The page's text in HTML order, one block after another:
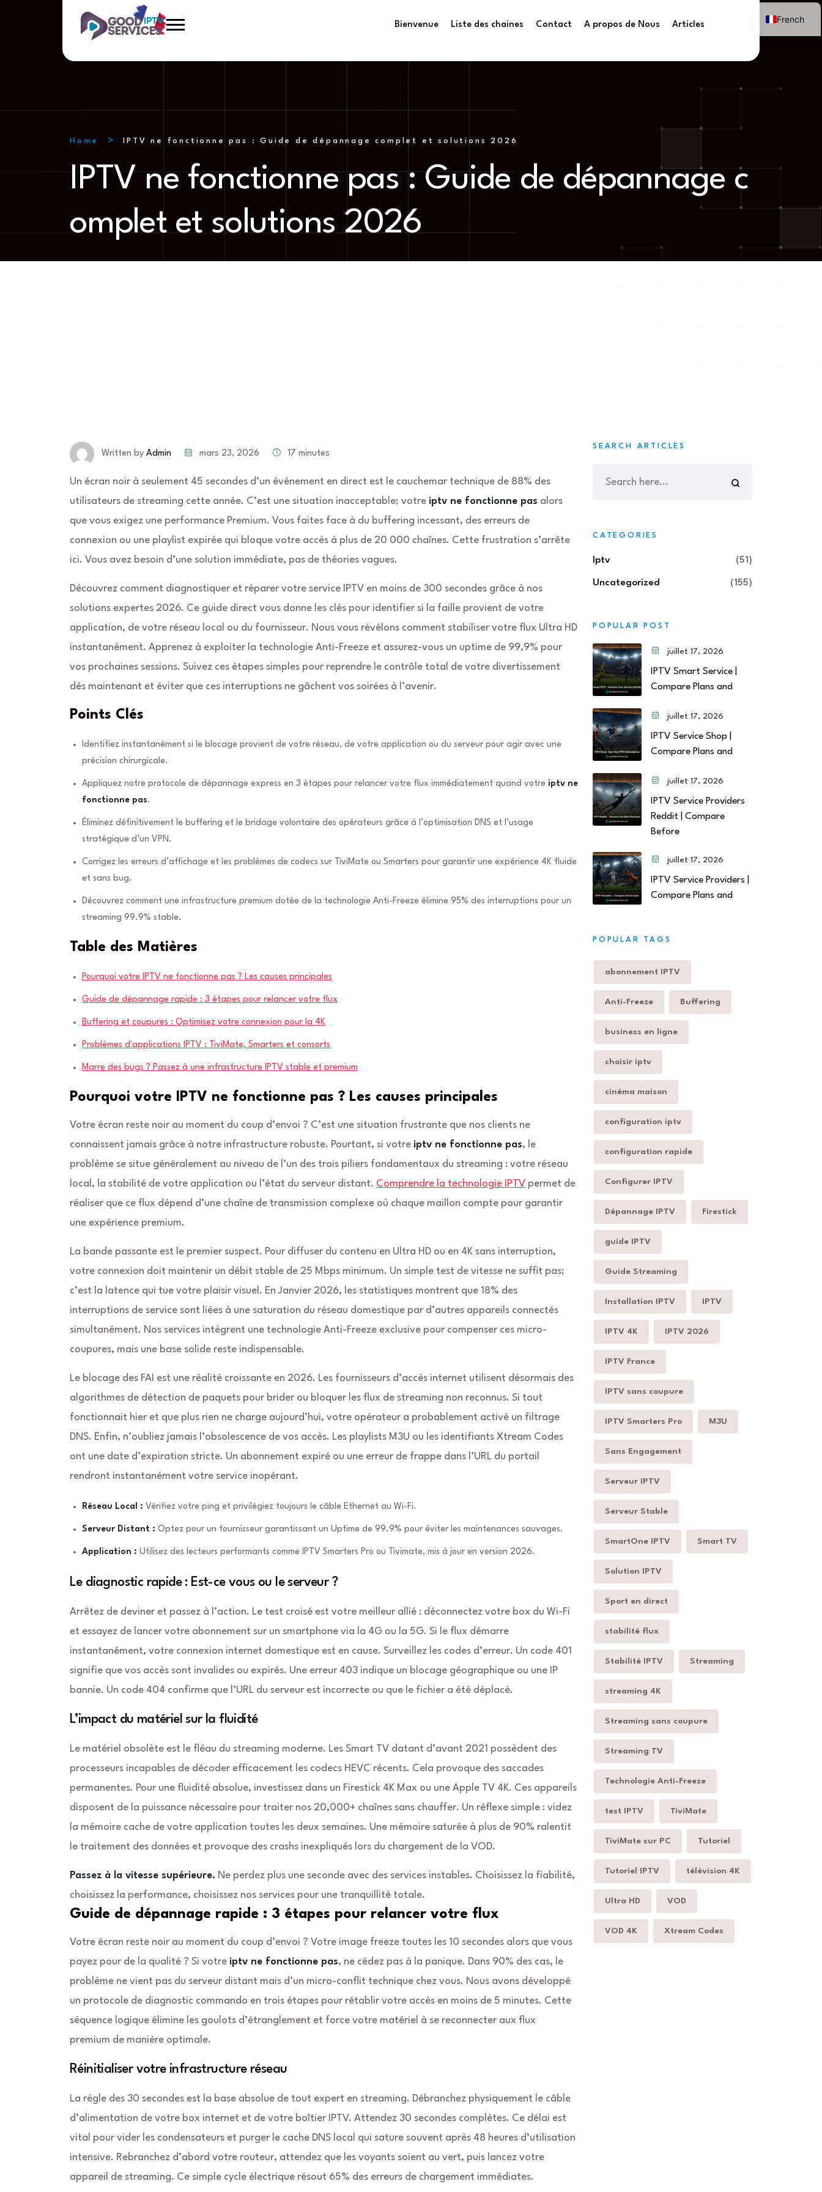
Bienvenue Liste des chaines Contact A propos de Nous Articles
Home IPTV ne fonctionne pas : Guide de dépannage complet et solutions 2026
IPTV ne fonctionne pas : Guide de dépannage c
omplet et solutions 2026
Written by Admin mars 23, 2026 17 minutes
Un écran noir à seulement 45 secondes d’un événement en direct est le cauchemar technique de 88% des
utilisateurs de streaming cette année. C’est une situation inacceptable; votre iptv ne fonctionne pas alors
que vous exigez une performance Premium. Vous faites face à du buffering incessant, des erreurs de
connexion ou une playlist expirée qui bloque votre accès à plus de 20 000 chaînes. Cette frustration s’arrête
ici. Vous avez besoin d’une solution immédiate, pas de théories vagues.
Découvrez comment diagnostiquer et réparer votre service IPTV en moins de 300 secondes grâce à nos
solutions expertes 2026. Ce guide direct vous donne les clés pour identifier si la faille provient de votre
application, de votre réseau local ou du fournisseur. Nous vous révélons comment stabiliser votre flux Ultra HD
instantanément. Apprenez à exploiter la technologie Anti-Freeze et assurez-vous un uptime de 99,9% pour
vos prochaines sessions. Suivez ces étapes simples pour reprendre le contrôle total de votre divertissement
dès maintenant et éviter que ces interruptions ne gâchent vos soirées à l’avenir.
Points Clés
Identifiez instantanément si le blocage provient de votre réseau, de votre application ou du serveur pour agir avec une
précision chirurgicale.
Appliquez notre protocole de dépannage express en 3 étapes pour relancer votre flux immédiatement quand votre iptv ne
fonctionne pas.
Éliminez définitivement le buffering et le bridage volontaire des opérateurs grâce à l’optimisation DNS et l’usage
stratégique d’un VPN.
Corrigez les erreurs d’affichage et les problèmes de codecs sur TiviMate ou Smarters pour garantir une expérience 4K fluide
et sans bug.
Découvrez comment une infrastructure premium dotée de la technologie Anti-Freeze élimine 95% des interruptions pour un
streaming 99.9% stable.
Table des Matières
Pourquoi votre IPTV ne fonctionne pas ? Les causes principales
Guide de dépannage rapide : 3 étapes pour relancer votre flux
Buffering et coupures : Optimisez votre connexion pour la 4K
Problèmes d'applications IPTV : TiviMate, Smarters et consorts
Marre des bugs ? Passez à une infrastructure IPTV stable et premium
Pourquoi votre IPTV ne fonctionne pas ? Les causes principales
Votre écran reste noir au moment du coup d’envoi ? C’est une situation frustrante que nos clients ne
connaissent jamais grâce à notre infrastructure robuste. Pourtant, si votre iptv ne fonctionne pas, le
problème se situe généralement au niveau de l’un des trois piliers fondamentaux du streaming : votre réseau
local, la stabilité de votre application ou l’état du serveur distant. Comprendre la technologie IPTV permet de
réaliser que ce flux dépend d’une chaîne de transmission complexe où chaque maillon compte pour garantir
une expérience premium.
La bande passante est le premier suspect. Pour diffuser du contenu en Ultra HD ou en 4K sans interruption,
votre connexion doit maintenir un débit stable de 25 Mbps minimum. Un simple test de vitesse ne suffit pas;
c’est la latence qui tue votre plaisir visuel. En Janvier 2026, les statistiques montrent que 18% des
interruptions de service sont liées à une saturation du réseau domestique par d’autres appareils connectés
simultanément. Nos services intègrent une technologie Anti-Freeze exclusive pour compenser ces micro-
coupures, mais une base solide reste indispensable.
Le blocage des FAI est une réalité croissante en 2026. Les fournisseurs d’accès internet utilisent désormais des
algorithmes de détection de paquets pour brider ou bloquer les flux de streaming non reconnus. Si tout
fonctionnait hier et que plus rien ne charge aujourd’hui, votre opérateur a probablement activé un filtrage
DNS. Enfin, n’oubliez jamais l’obsolescence de vos accès. Les playlists M3U ou les identifiants Xtream Codes
ont une date d’expiration stricte. Un abonnement expiré ou une erreur de frappe dans l’URL du portail
rendront instantanément votre service inopérant.
Réseau Local : Vérifiez votre ping et privilégiez toujours le câble Ethernet au Wi-Fi.
Serveur Distant : Optez pour un fournisseur garantissant un Uptime de 99.9% pour éviter les maintenances sauvages.
Application : Utilisez des lecteurs performants comme IPTV Smarters Pro ou Tivimate, mis à jour en version 2026.
Le diagnostic rapide : Est-ce vous ou le serveur ?
Arrêtez de deviner et passez à l’action. Le test croisé est votre meilleur allié : déconnectez votre box du Wi-Fi
et essayez de lancer votre abonnement sur un smartphone via la 4G ou la 5G. Si le flux démarre
instantanément, votre connexion internet domestique est en cause. Surveillez les codes d’erreur. Un code 401
signifie que vos accès sont invalides ou expirés. Une erreur 403 indique un blocage géographique ou une IP
bannie. Un code 404 confirme que l’URL du serveur est incorrecte ou que le fichier a été déplacé.
L’impact du matériel sur la fluidité
Le matériel obsolète est le fléau du streaming moderne. Les Smart TV datant d’avant 2021 possèdent des
processeurs incapables de décoder efficacement les codecs HEVC récents. Cela provoque des saccades
permanentes. Pour une fluidité absolue, investissez dans un Firestick 4K Max ou une Apple TV 4K. Ces appareils
disposent de la puissance nécessaire pour traiter nos 20,000+ chaînes sans chauffer. Un réflexe simple : videz
la mémoire cache de votre application toutes les deux semaines. Une mémoire saturée à plus de 90% ralentit
le traitement des données et provoque des crashs inexpliqués lors du chargement de la VOD.
Passez à la vitesse supérieure. Ne perdez plus une seconde avec des services instables. Choisissez la fiabilité,
choisissez la performance, choisissez nos services pour une tranquillité totale.
Guide de dépannage rapide : 3 étapes pour relancer votre flux
Votre écran reste noir au moment du coup d’envoi ? Votre image freeze toutes les 10 secondes alors que vous
payez pour de la qualité ? Si votre iptv ne fonctionne pas, ne cédez pas à la panique. Dans 90% des cas, le
problème ne vient pas du serveur distant mais d’un micro-conflit technique chez vous. Nous avons développé
un protocole de diagnostic commando en trois étapes pour rétablir votre accès en moins de 5 minutes. Cette
séquence logique élimine les goulots d’étranglement et force votre matériel à se reconnecter aux flux
premium de manière optimale.
Réinitialiser votre infrastructure réseau
La règle des 30 secondes est la base absolue de tout expert en streaming. Débranchez physiquement le câble
d’alimentation de votre box internet et de votre boîtier IPTV. Attendez 30 secondes complètes. Ce délai est
vital pour vider les condensateurs et purger le cache DNS local qui sature souvent après 48 heures d’utilisation
intensive. Rebranchez d’abord votre routeur, attendez que les voyants soient au vert, puis lancez votre
appareil de streaming. Ce simple cycle électrique résout 65% des erreurs de chargement immédiates.
SEARCH ARTICLES
CATEGORIES
Iptv (51)
Uncategorized (155)
POPULAR POST
juillet 17, 2026
IPTV Smart Service |
Compare Plans and
juillet 17, 2026
IPTV Service Shop |
Compare Plans and
juillet 17, 2026
IPTV Service Providers
Reddit | Compare
Before
juillet 17, 2026
IPTV Service Providers |
Compare Plans and
POPULAR TAGS
abonnement IPTV
Anti-Freeze Buffering
business en ligne
choisir iptv
cinéma maison
configuration iptv
configuration rapide
Configurer IPTV
Dépannage IPTV Firestick
guide IPTV
Guide Streaming
Installation IPTV IPTV
IPTV 4K IPTV 2026
IPTV France
IPTV sans coupure
IPTV Smarters Pro M3U
Sans Engagement
Serveur IPTV
Serveur Stable
SmartOne IPTV Smart TV
Solution IPTV
Sport en direct
stabilité flux
Stabilité IPTV Streaming
streaming 4K
Streaming sans coupure
Streaming TV
Technologie Anti-Freeze
test IPTV TiviMate
TiviMate sur PC Tutoriel
Tutoriel IPTV télévision 4K
Ultra HD VOD
VOD 4K Xtream Codes
French